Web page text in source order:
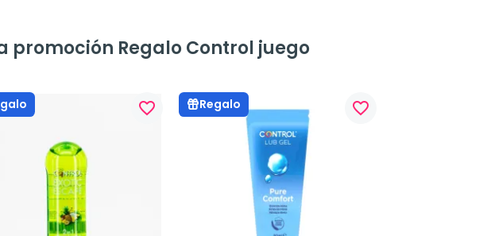
promoción Regalo Control juego
favorite_border Regalo favorite_border